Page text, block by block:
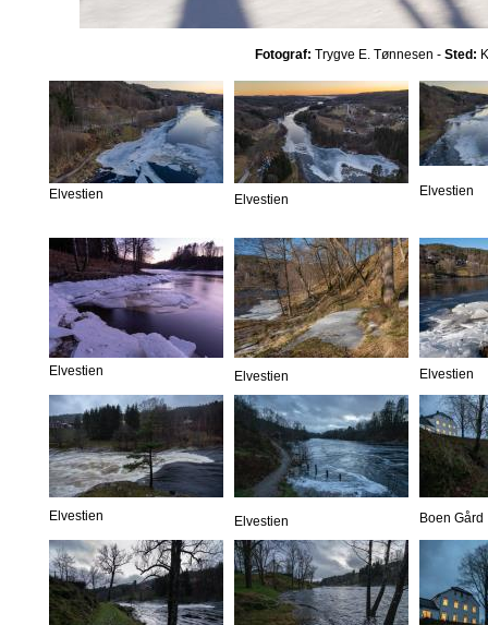
Fotograf: Trygve E. Tønnesen - Sted:
Elvestien Elvestien
Elvestien
Elvestien Elvestien Elvestien
Elvestien Elvestien Boen Gård